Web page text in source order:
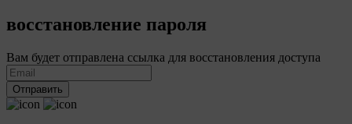
восстановление пароля
Вам будет отправлена ссылка для восстановления доступа
Отправить